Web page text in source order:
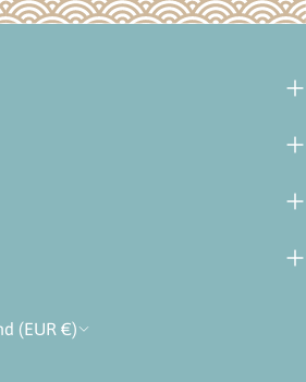
Deutschland (EUR €)